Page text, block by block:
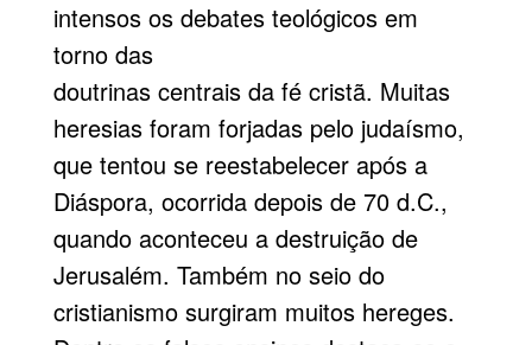
intensos os debates teológicos em
torno das
doutrinas centrais da fé cristã. Muitas
heresias foram forjadas pelo judaísmo,
que tentou se reestabelecer após a
Diáspora, ocorrida depois de 70 d.C.,
quando aconteceu a destruição de
Jerusalém. Também no seio do
cristianismo surgiram muitos hereges.